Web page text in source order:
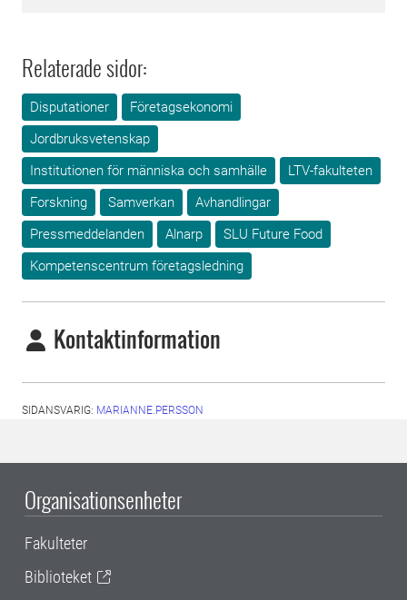
Relaterade sidor:
Disputationer
Företagsekonomi
Jordbruksvetenskap
Institutionen för människa och samhälle
LTV-fakulteten
Forskning
Samverkan
Avhandlingar
Pressmeddelanden
Alnarp
SLU Future Food
Kompetenscentrum företagsledning
Kontaktinformation
SIDANSVARIG: MARIANNE.PERSSON
Organisationsenheter
Fakulteter
Biblioteket